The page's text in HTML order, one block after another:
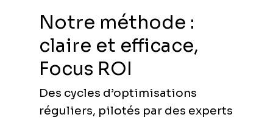
Notre méthode :
claire et efficace,
Focus ROI
Des cycles d’optimisations
réguliers, pilotés par des experts